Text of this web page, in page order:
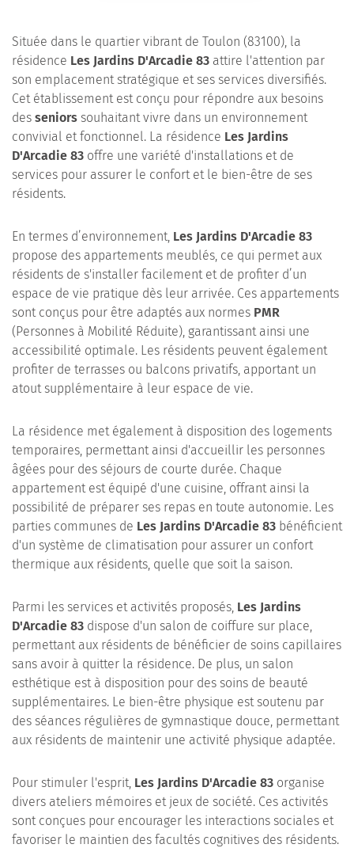
Située dans le quartier vibrant de Toulon (83100), la
résidence Les Jardins D'Arcadie 83 attire l'attention par
son emplacement stratégique et ses services diversifiés.
Cet établissement est conçu pour répondre aux besoins
des seniors souhaitant vivre dans un environnement
convivial et fonctionnel. La résidence Les Jardins
D'Arcadie 83 offre une variété d'installations et de
services pour assurer le confort et le bien-être de ses
résidents.
En termes d’environnement, Les Jardins D'Arcadie 83
propose des appartements meublés, ce qui permet aux
résidents de s'installer facilement et de profiter d’un
espace de vie pratique dès leur arrivée. Ces appartements
sont conçus pour être adaptés aux normes PMR
(Personnes à Mobilité Réduite), garantissant ainsi une
accessibilité optimale. Les résidents peuvent également
profiter de terrasses ou balcons privatifs, apportant un
atout supplémentaire à leur espace de vie.
La résidence met également à disposition des logements
temporaires, permettant ainsi d'accueillir les personnes
âgées pour des séjours de courte durée. Chaque
appartement est équipé d'une cuisine, offrant ainsi la
possibilité de préparer ses repas en toute autonomie. Les
parties communes de Les Jardins D'Arcadie 83 bénéficient
d'un système de climatisation pour assurer un confort
thermique aux résidents, quelle que soit la saison.
Parmi les services et activités proposés, Les Jardins
D'Arcadie 83 dispose d'un salon de coiffure sur place,
permettant aux résidents de bénéficier de soins capillaires
sans avoir à quitter la résidence. De plus, un salon
esthétique est à disposition pour des soins de beauté
supplémentaires. Le bien-être physique est soutenu par
des séances régulières de gymnastique douce, permettant
aux résidents de maintenir une activité physique adaptée.
Pour stimuler l'esprit, Les Jardins D'Arcadie 83 organise
divers ateliers mémoires et jeux de société. Ces activités
sont conçues pour encourager les interactions sociales et
favoriser le maintien des facultés cognitives des résidents.